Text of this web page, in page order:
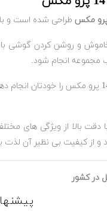
طراحی شده است و با
و روشن کردن گوشی
مجموعه انجام شود.
دقت بالا از ویژگی های
در کشور